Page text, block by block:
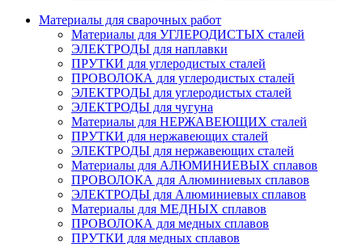
Материалы для сварочных работ
Материалы для УГЛЕРОДИСТЫХ сталей
ЭЛЕКТРОДЫ для наплавки
ПРУТКИ для углеродистых сталей
ПРОВОЛОКА для углеродистых сталей
ЭЛЕКТРОДЫ для углеродистых сталей
ЭЛЕКТРОДЫ для чугуна
Материалы для НЕРЖАВЕЮЩИХ сталей
ПРУТКИ для нержавеющих сталей
ЭЛЕКТРОДЫ для нержавеющих сталей
Материалы для АЛЮМИНИЕВЫХ сплавов
ПРОВОЛОКА для Алюминиевых сплавов
ЭЛЕКТРОДЫ для Алюминиевых сплавов
Материалы для МЕДНЫХ сплавов
ПРОВОЛОКА для медных сплавов
ПРУТКИ для медных сплавов